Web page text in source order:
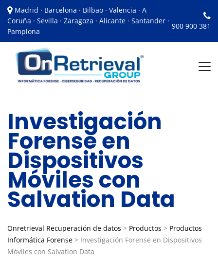
Madrid · Barcelona · Bilbao · Valencia · A
Coruña · Sevilla · Zaragoza · Alicante · Santander ·
Pamplona
900 900 381
Investigación
Forense en
Dispositivos
Móviles con
Salvation Data
Onretrieval Recuperación de datos > Productos > Productos
Informática Forense > Investigación Forense en Dispositivos
Móviles con Salvation Data